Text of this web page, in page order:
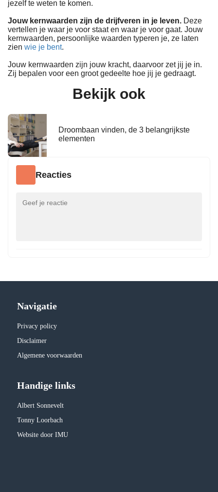
jezelf te weten te komen.
Jouw kernwaarden zijn de drijfveren in je leven. Deze
vertellen je waar je voor staat en waar je voor gaat. Jouw
kernwaarden, persoonlijke waarden typeren je, ze laten
zien wie je bent.
Jouw kernwaarden zijn jouw kracht, daarvoor zet jij je in.
Zij bepalen voor een groot gedeelte hoe jij je gedraagt.
Bekijk ook
Droombaan vinden, de 3 belangrijkste
elementen
Reacties
Navigatie
Privacy policy
Disclaimer
Algemene voorwaarden
Handige links
Albert Sonnevelt
Tonny Loorbach
Website door IMU